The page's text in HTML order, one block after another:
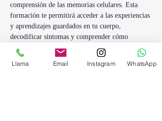
comprensión de las memorias celulares. Esta
formación te permitirá acceder a las experiencias
y aprendizajes guardados en tu cuerpo,
decodificar síntomas y comprender cómo
optimizar tu vitalidad y bienestar.
¿Qué Aprenderás en Esta Formación?
- Técnicas de Acceso a Memorias Celulares:
Llama Email Instagram WhatsApp